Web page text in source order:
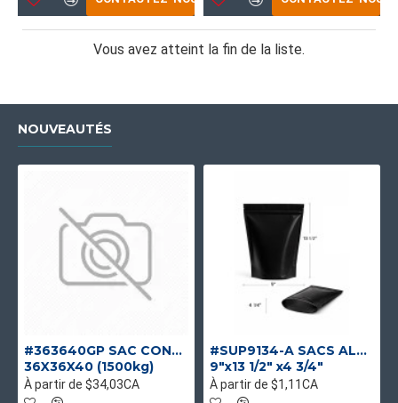
Vous avez atteint la fin de la liste.
NOUVEAUTÉS
#363640GP SAC CONTENEUR GOUL/PLAT UV UNIQUE
36X36X40 (1500kg)
À partir de $34,03CA
#SUP9134-A SACS ALUMINIUM NOIR MAT DEBOUT
9"x13 1/2" x4 3/4"
À partir de $1,11CA